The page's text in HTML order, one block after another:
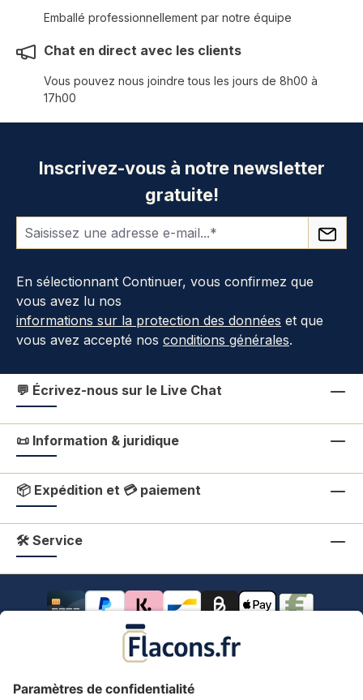
Emballé professionnellement par notre équipe
Chat en direct avec les clients
Vous pouvez nous joindre tous les jours de 8h00 à
17h00
Inscrivez-vous à notre newsletter
gratuite!
En sélectionnant Continuer, vous confirmez que
vous avez lu nos
informations sur la protection des données et que
vous avez accepté nos conditions générales.
💬 Écrivez-nous sur le Live Chat
📜 Information & juridique
📦 Expédition et 💳 paiement
🛠 Service
Tous les prix s'entendent TVA comprise.